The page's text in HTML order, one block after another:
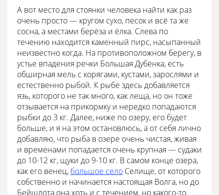
А вот место для стоянки человека найти как раз
очень просто — кругом сухо, песок и всё та же
сосна, а местами берёза и ёлка. Слева по
течению находится каменный пирс, насыпанный
неизвестно когда. На противоположном берегу, в
устье впадения речки Большая Дубёнка, есть
обширная мель с корягами, кустами, зарослями и
естественно рыбой. К рыбе здесь добавляется
язь, которого не так много, как леща, но он тоже
отзывается на прикормку и нередко попадаются
рыбки до 3 кг. Далее, ниже по озеру, его будет
больше, и я на этом остановлюсь, а от себя лично
добавляю, что рыба в озере очень чистая, живая
и временами попадается очень крупная — судаки
до 10-12 кг, щуки до 9-10 кг. В самом конце озера,
как его венец, большое село Селище, от которого
собственно и начинается настоящая Волга, но до
Бейшлота она хоть и с течением, но какого-то